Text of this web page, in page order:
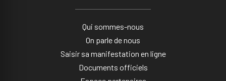
Qui sommes-nous
On parle de nous
Saisir sa manifestation en ligne​
Documents officiels